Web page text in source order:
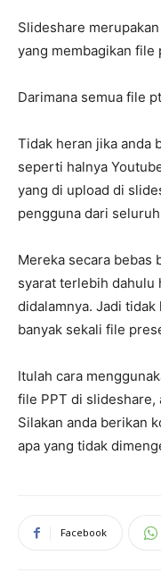
Slideshare
yang membagikan file
Darimana semua file
Tidak heran jika anda
seperti halnya
yang di upload di
pengguna dari
Mereka secara bebas
syarat terlebih dahulu
didalamnya. Jadi
banyak sekali file
Itulah cara
file PPT di slideshare,
Silakan anda berikan
apa yang tidak
Facebook